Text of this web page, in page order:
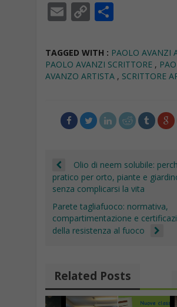
ac
e
b
o
o
h
at
s
A
p
gr
a
m
e
dI
n
E
ai
l
C
p
y
Li
n
k
C
n
di
vi
di
TAGGED WITH : PAOLO AVANZI
PAOLO AVANZI SCRITTORE,
AVANZO ARTISTA, SCRITTORE
Olio di neem solubile:
pratico per orto, piante e
senza complicarsi la vita
Parete tagliafuoco: normativa,
compartimentazione e
della resistenza al fuoco
Related Posts